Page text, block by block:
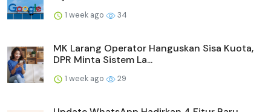
1 week ago 34
MK Larang Operator Hanguskan Sisa Kuota,
DPR Minta Sistem La...
1 week ago 29